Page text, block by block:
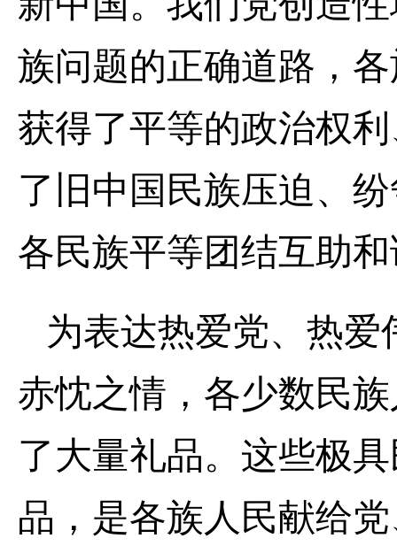
族问题的正确道路，
获得了平等的政治权
了旧中国民族压迫、
各民族平等团结互助
为表达热爱党、热
赤忱之情，各少数民
了大量礼品。这些极
品，是各族人民献给